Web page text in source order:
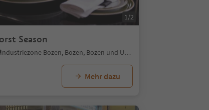
1/2
Season
Industriezone Bozen, Bozen, Bozen und Umgebung
Mehr dazu